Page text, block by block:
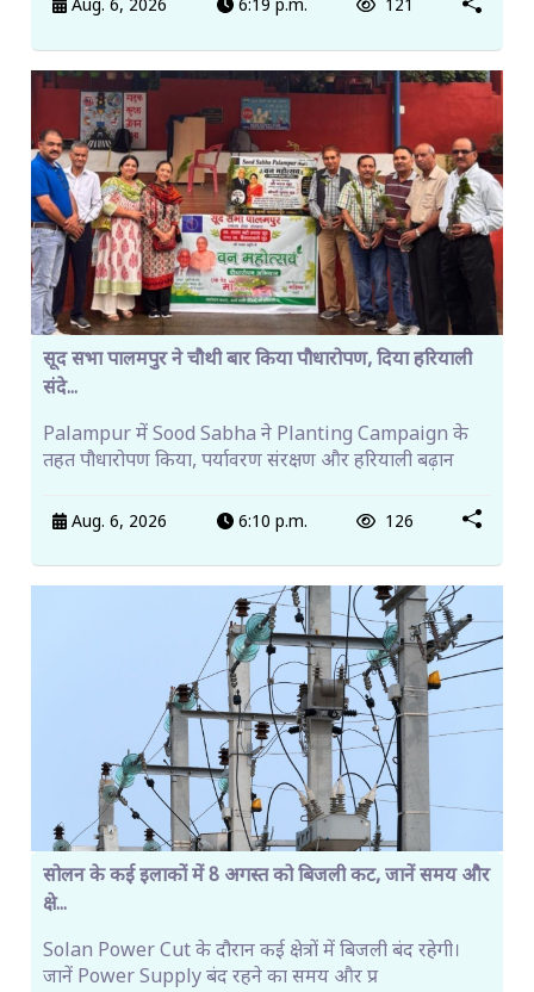
Aug. 6, 2026 6:19 p.m. 121
सूद सभा पालमपुर ने चौथी बार किया पौधारोपण, दिया हरियाली
संदे...
Palampur में Sood Sabha ने Planting Campaign के
तहत पौधारोपण किया, पर्यावरण संरक्षण और हरियाली बढ़ान
Aug. 6, 2026 6:10 p.m. 126
सोलन के कई इलाकों में 8 अगस्त को बिजली कट, जानें समय और
क्षे...
Solan Power Cut के दौरान कई क्षेत्रों में बिजली बंद रहेगी।
जानें Power Supply बंद रहने का समय और प्र